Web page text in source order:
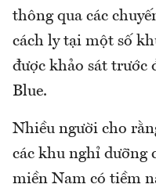
thông qua các
cách ly tại một số
được khảo sát trước
Blue.
Nhiều người cho
các khu nghỉ dưỡng
miền Nam có tiềm